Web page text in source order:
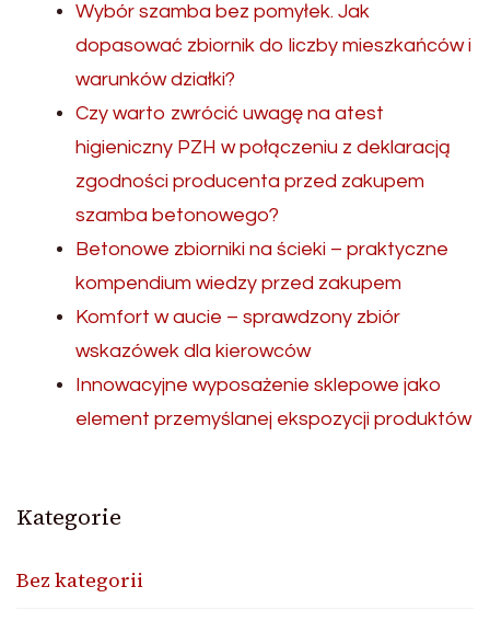
Wybór szamba bez pomyłek. Jak
dopasować zbiornik do liczby mieszkańców i
warunków działki?
Czy warto zwrócić uwagę na atest
higieniczny PZH w połączeniu z deklaracją
zgodności producenta przed zakupem
szamba betonowego?
Betonowe zbiorniki na ścieki – praktyczne
kompendium wiedzy przed zakupem
Komfort w aucie – sprawdzony zbiór
wskazówek dla kierowców
Innowacyjne wyposażenie sklepowe jako
element przemyślanej ekspozycji produktów
Kategorie
Bez kategorii